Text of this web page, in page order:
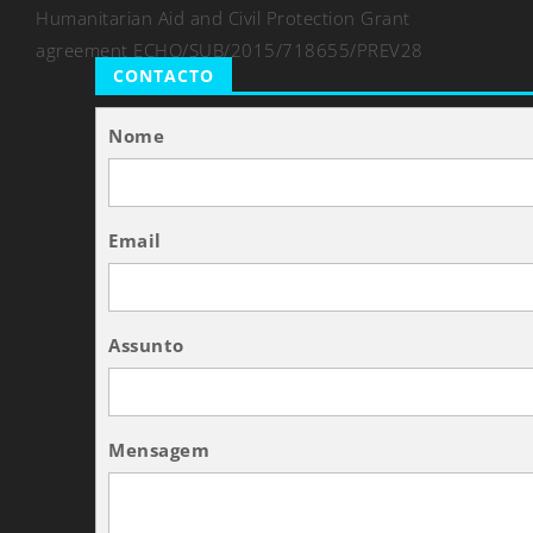
Humanitarian Aid and Civil Protection Grant
agreement ECHO/SUB/2015/718655/PREV28
CONTACTO
Nome
Email
Assunto
Mensagem